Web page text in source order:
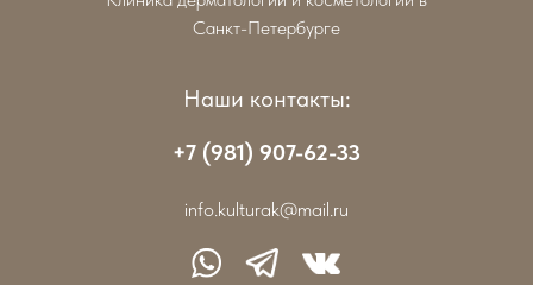
+7 (981) 907-62-33
info.kulturak@mail.ru
Санкт-Петербурге
Наши контакты: